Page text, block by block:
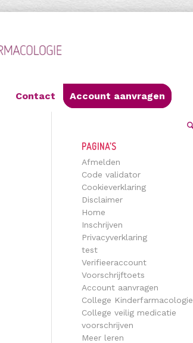
Contact Account aanvragen
PAGINA’S
Afmelden
Code validator
Cookieverklaring
Disclaimer
Home
Inschrijven
Privacyverklaring
test
Verifieeraccount
Voorschrijftoets
Account aanvragen
College Kinderfarmacologie
College veilig medicatie
voorschrijven
Meer leren